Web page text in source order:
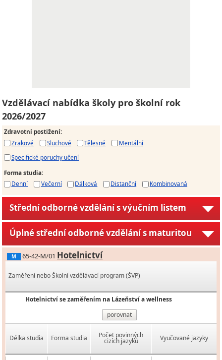
Vzdělávací nabídka školy pro školní rok
2026/2027
Zdravotní postižení:
Zrakové
Sluchové Tělesné
Mentální
Specifické poruchy učení
Forma studia:
Denní
Večerní Dálková Distanční Kombinovaná
Střední odborné vzdělání s výučním listem
Úplné střední odborné vzdělání s maturitou
M 65-42-M/01 Hotelnictví
Zaměření nebo Školní vzdělávací program (ŠVP)
Hotelnictví se zaměřením na Lázeňství a wellness
porovnat
Délka studia Forma studia Počet povinných
cizích jazyků Vyučované jazyky